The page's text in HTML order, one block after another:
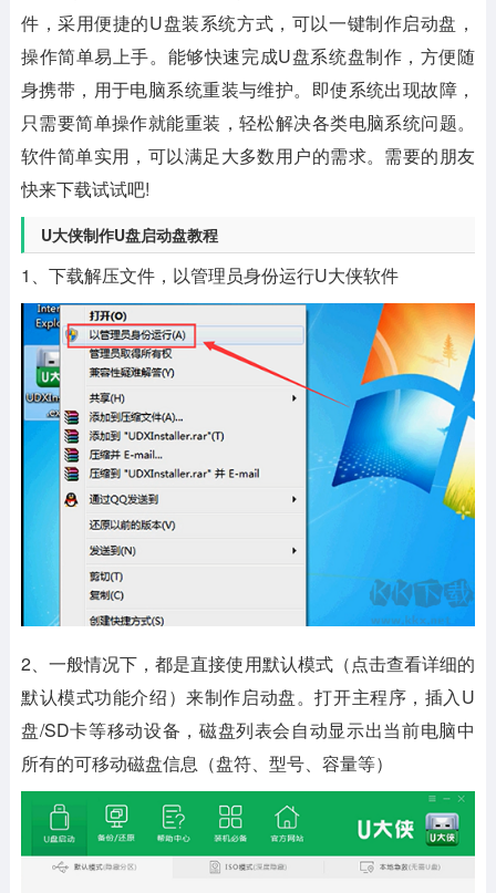
件，采用便捷的U盘装系统方式，可以一键制作启动盘，
操作简单易上手。能够快速完成U盘系统盘制作，方便随
身携带，用于电脑系统重装与维护。即使系统出现故障，
只需要简单操作就能重装，轻松解决各类电脑系统问题。
软件简单实用，可以满足大多数用户的需求。需要的朋友
快来下载试试吧!
U大侠制作U盘启动盘教程
1、下载解压文件，以管理员身份运行U大侠软件
2、一般情况下，都是直接使用默认模式（点击查看详细的
默认模式功能介绍）来制作启动盘。打开主程序，插入U
盘/SD卡等移动设备，磁盘列表会自动显示出当前电脑中
所有的可移动磁盘信息（盘符、型号、容量等）